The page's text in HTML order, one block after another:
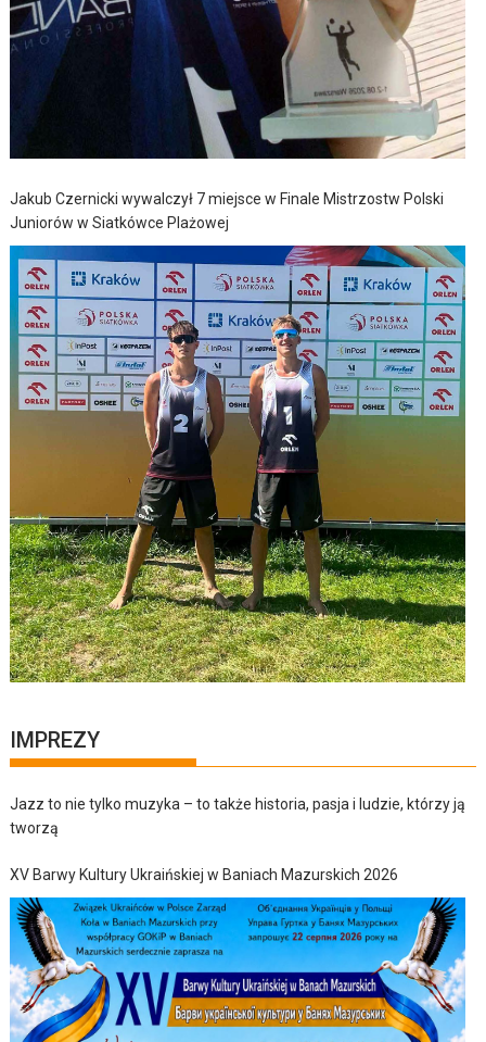
Jakub Czernicki wywalczył 7 miejsce w Finale Mistrzostw Polski
Juniorów w Siatkówce Plażowej
IMPREZY
Jazz to nie tylko muzyka – to także historia, pasja i ludzie, którzy ją
tworzą
XV Barwy Kultury Ukraińskiej w Baniach Mazurskich 2026